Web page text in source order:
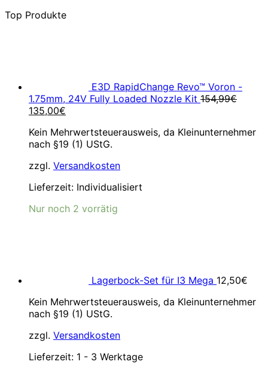
Top Produkte
E3D RapidChange Revo™ Voron -
1.75mm, 24V Fully Loaded Nozzle Kit 154,99€
Ursprünglicher
war:
154,99€
135,00€
ist:
135,00€.
Kein Mehrwertsteuerausweis, da Kleinunternehmer
nach §19 (1) UStG.
zzgl. Versandkosten
Lieferzeit: Individualisiert
Nur noch 2 vorrätig
Lagerbock-Set für I3 Mega 12,50€
Kein Mehrwertsteuerausweis, da Kleinunternehmer
nach §19 (1) UStG.
zzgl. Versandkosten
Lieferzeit: 1 - 3 Werktage